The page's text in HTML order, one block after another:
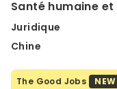
Santé humaine
Juridique
Chine
The Good Jobs